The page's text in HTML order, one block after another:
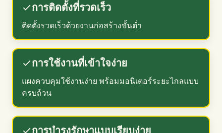
การติดตั้งที่รวดเร็ว
ติดตั้งรวดเร็วด้วยงานก่อสร้างขั้นต่ำ
การใช้งานที่เข้าใจง่าย
แผงควบคุมใช้งานง่าย พร้อมมอนิเตอร์ระยะไกลแบบ
ครบถ้วน
การบำรุงรักษาแบบเรียบง่าย